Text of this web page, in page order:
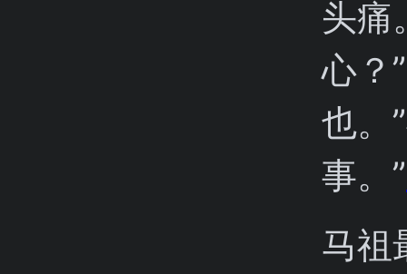
头痛
心？
也。
事。”
马祖